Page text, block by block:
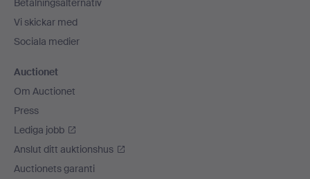
Betalningsalternativ
Vi skickar med
Sociala medier
Auctionet
Om Auctionet
Press
Lediga jobb
Anslut ditt auktionshus
Auctionets garanti